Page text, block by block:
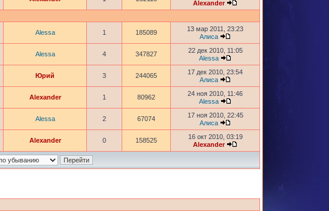
Alexander
Alessa 1 185089
13 мар 2011, 23:23
Алиса
Alessa 4 347827
22 дек 2010, 11:05
Alessa
Юрий 3 244065
17 дек 2010, 23:54
Алиса
Alexander 1 80962
24 ноя 2010, 11:46
Alessa
Alessa 2 67074
17 ноя 2010, 22:45
Алиса
Alexander 0 158525
16 окт 2010, 03:19
Alexander